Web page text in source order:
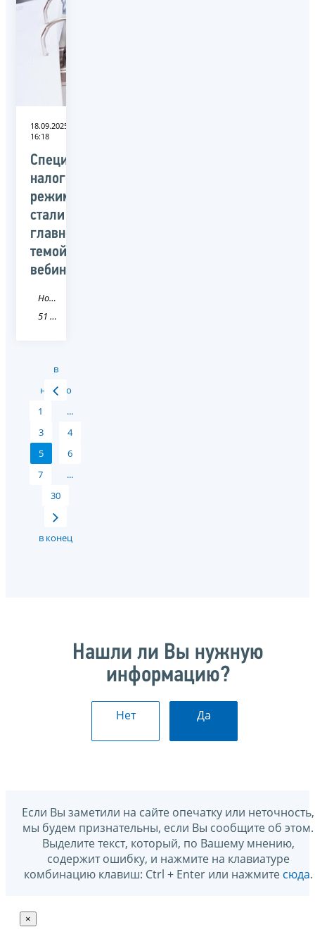
18.09.2025
16:18
Специальные
налоговые
режимы
стали
главной
темой
вебинара
Новость
51 Мурманская область
в
начало
1
...
3
4
5
6
7
...
30
в конец
Нашли ли Вы нужную
информацию?
Нет Да
Если Вы заметили на сайте опечатку или неточность,
мы будем признательны, если Вы сообщите об этом.
Выделите текст, который, по Вашему мнению,
содержит ошибку, и нажмите на клавиатуре
комбинацию клавиш: Ctrl + Enter или нажмите сюда.
×